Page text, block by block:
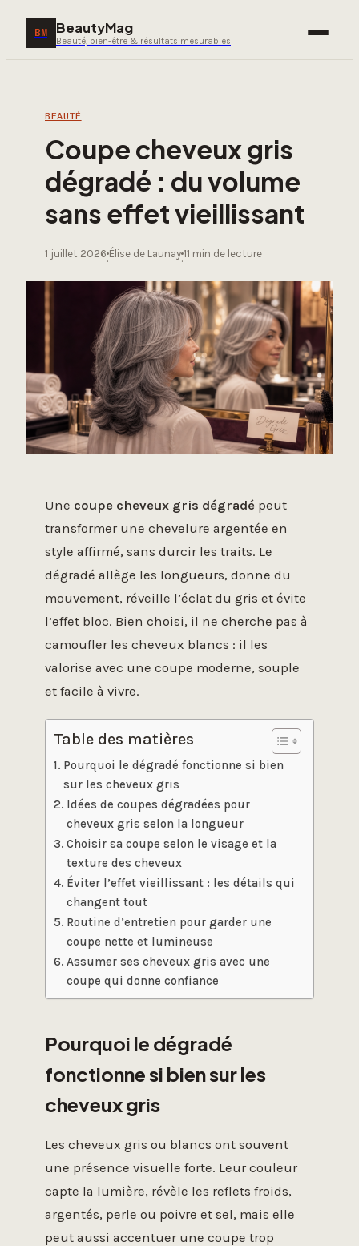
BM BeautyMag
Beauté, bien-être & résultats mesurables
BEAUTÉ
Coupe cheveux gris
dégradé : du volume
sans effet vieillissant
1 juillet 2026
·
Élise de Launay
·
11 min de lecture
Une coupe cheveux gris dégradé peut
transformer une chevelure argentée en
style affirmé, sans durcir les traits. Le
dégradé allège les longueurs, donne du
mouvement, réveille l’éclat du gris et évite
l’effet bloc. Bien choisi, il ne cherche pas à
camoufler les cheveux blancs : il les
valorise avec une coupe moderne, souple
et facile à vivre.
Table des matières
Pourquoi le dégradé fonctionne si bien
sur les cheveux gris
Idées de coupes dégradées pour
cheveux gris selon la longueur
Choisir sa coupe selon le visage et la
texture des cheveux
Éviter l’effet vieillissant : les détails qui
changent tout
Routine d’entretien pour garder une
coupe nette et lumineuse
Assumer ses cheveux gris avec une
coupe qui donne confiance
Pourquoi le dégradé
fonctionne si bien sur les
cheveux gris
Les cheveux gris ou blancs ont souvent
une présence visuelle forte. Leur couleur
capte la lumière, révèle les reflets froids,
argentés, perle ou poivre et sel, mais elle
peut aussi accentuer une coupe trop